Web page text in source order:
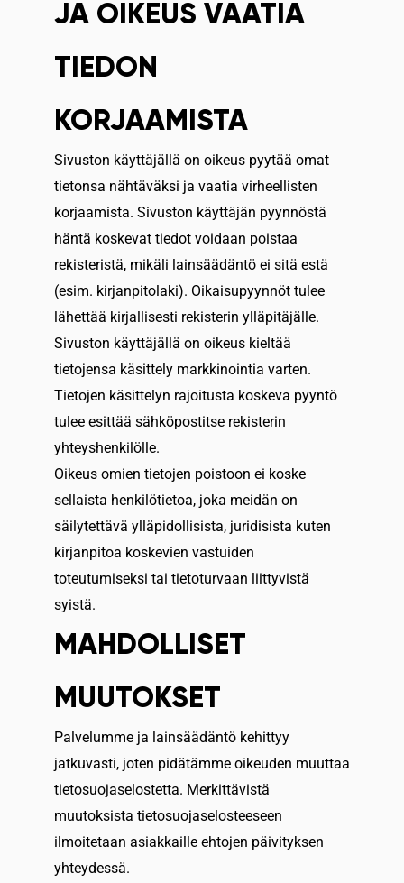
JA OIKEUS VAATIA
TIEDON
KORJAAMISTA
Sivuston käyttäjällä on oikeus pyytää omat
tietonsa nähtäväksi ja vaatia virheellisten
korjaamista. Sivuston käyttäjän pyynnöstä
häntä koskevat tiedot voidaan poistaa
rekisteristä, mikäli lainsäädäntö ei sitä estä
(esim. kirjanpitolaki). Oikaisupyynnöt tulee
lähettää kirjallisesti rekisterin ylläpitäjälle.
Sivuston käyttäjällä on oikeus kieltää
tietojensa käsittely markkinointia varten.
Tietojen käsittelyn rajoitusta koskeva pyyntö
tulee esittää sähköpostitse rekisterin
yhteyshenkilölle.
Oikeus omien tietojen poistoon ei koske
sellaista henkilötietoa, joka meidän on
säilytettävä ylläpidollisista, juridisista kuten
kirjanpitoa koskevien vastuiden
toteutumiseksi tai tietoturvaan liittyvistä
syistä.
MAHDOLLISET
MUUTOKSET
Palvelumme ja lainsäädäntö kehittyy
jatkuvasti, joten pidätämme oikeuden muuttaa
tietosuojaselostetta. Merkittävistä
muutoksista tietosuojaselosteeseen
ilmoitetaan asiakkaille ehtojen päivityksen
yhteydessä.